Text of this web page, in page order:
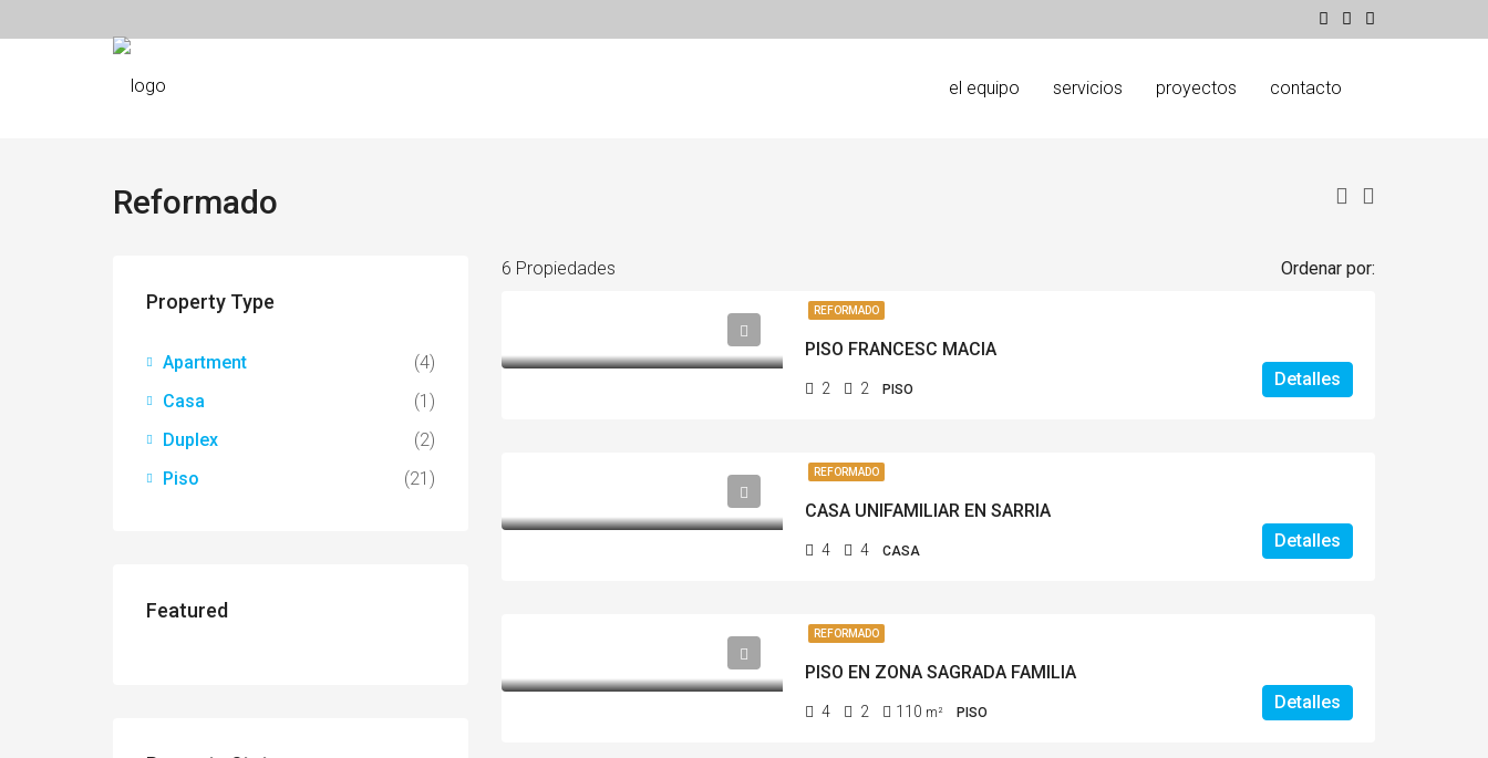
el equipo servicios proyectos contacto
Reformado
6 Propiedades Ordenar por:
REFORMADO
PISO FRANCESC MACIA
2 2 PISO Detalles
REFORMADO
CASA UNIFAMILIAR EN SARRIA
4 4 CASA Detalles
REFORMADO
PISO EN ZONA SAGRADA FAMILIA
4 2 110 m² PISO Detalles
Property Type
Apartment
(4)
Casa
(1)
Duplex
(2)
Piso
(21)
Featured